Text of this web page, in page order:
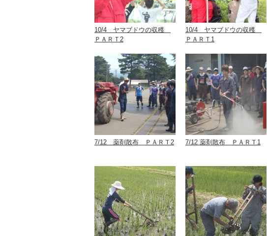
10/4 ヤマブドウの収穫
ＰＡＲＴ2
10/4 ヤマブドウの収穫
ＰＡＲＴ1
7/12 薬剤散布 ＰＡＲＴ2 7/12 薬剤散布 ＰＡＲＴ1